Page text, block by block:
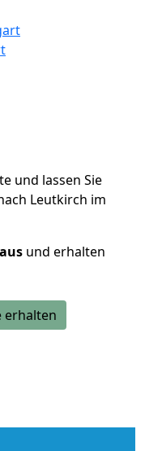
und lassen Sie
Leutkirch im
und erhalten
erhalten